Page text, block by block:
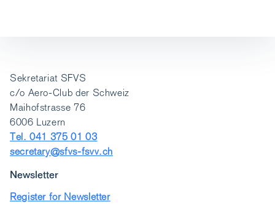
Sekretariat SFVS
c/o Aero-Club der Schweiz
Maihofstrasse 76
6006 Luzern
Tel. 041 375 01 03
secretary@sfvs-fsvv.ch
Newsletter
Register for Newsletter